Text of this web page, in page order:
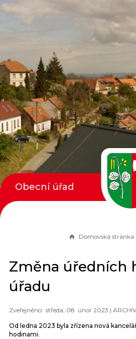
Domovská stránka
Změna úředních
úřadu
středa, 08. únor 2023 | ARCHIV
Od ledna 2023 byla zřízena nová
hodinami.
Obecní úřad